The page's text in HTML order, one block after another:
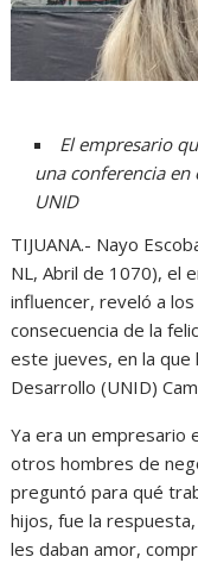
El empresario
una conferencia
UNID
TIJUANA.- Nayo
NL, Abril de 1070), el
influencer, reveló a
consecuencia de la
este jueves, en la que
Desarrollo (UNID)
Ya era un empresario
otros hombres de
preguntó para qué
hijos, fue la
les daban amor,